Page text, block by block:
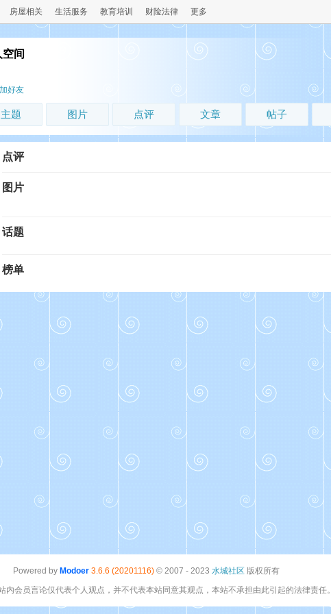
房屋相关 生活服务 教育培训 财险法律 更多
间
加好友
主题 图片 点评 文章 帖子
点评
图片
话题
榜单
Powered by Modoer 3.6.6 (20201116)© 2007 - 2023 水城社区 版权所有
内会员言论仅代表个人观点，并不代表本站同意其观点，本站不承担由此引起的法律责任。